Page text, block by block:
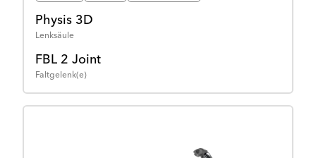
Physis 3D
Lenksäule
FBL 2 Joint
Faltgelenk(e)